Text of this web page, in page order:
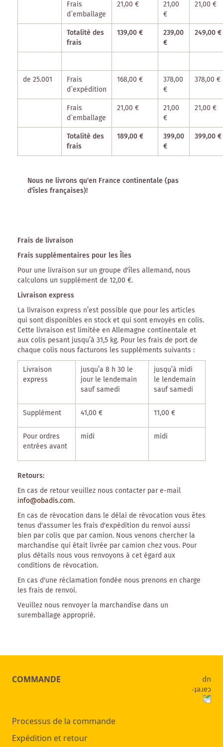
Frais
d`emballage
21,00 €
21,00
€
21,00 €
Totalitè des
frais
139,00 €
239,00
€
249,00 €
de 25.001
Frais
d`expédition
168,00 €
378,00
€
378,00 €
Frais
d`emballage
21,00 €
21,00
€
21,00 €
Totalitè des
frais
189,00 €
399,00
€
399,00 €
Nous ne livrons qu'en France continentale (pas
d'îsles françaises)!
Frais de livraison
Frais supplémentaires pour les Îles
Pour une livraison sur un groupe d'îles allemand, nous
calculons un supplément de 12,00 €.
Livraison express
La livraison express n’est possible que pour les articles
qui sont disponibles en stock et qui sont envoyés en colis.
Cette livraison est limitée en Allemagne continentale et
aux colis pesant jusqu’á 31,5 kg. Pour les frais de port de
chaque colis nous facturons les suppléments suivants :
Livraison
express
jusqu’a 8 h 30 le
jour le lendemain
sauf samedi
jusqu’à midi
le lendemain
sauf samedi
Supplément 41,00 € 11,00 €
Pour ordres
entrées avant
midi midi
Retours:
En cas de retour veuillez nous contacter par e-mail
info@obadis.com.
En cas de révocation dans le délai de révocation vous êtes
tenus d'assumer les frais d'expédition du renvoi aussi
bien par colis que par camion. Nous venons chercher la
marchandise qui était livrée par camion chez vous. Pour
plus détails nous vous renvoyons à cet égard aux
conditions de révocation.
En cas d‘une réclamation fondée nous prenons en charge
les frais de renvoi.
Veuillez nous renvoyer la marchandise dans un
suremballage approprié.
COMMANDE
Processus de la commande
Expédition et retour